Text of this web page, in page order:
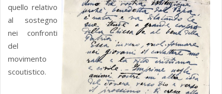
quello relativo
al sostegno
nei confronti
del
movimento
scoutistico.